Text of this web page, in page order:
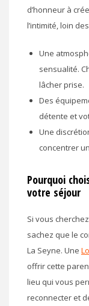
d’honneur à
l’intimité, loin
Une
sensualité.
lâcher prise.
Des
détente et
Une
concentrer
Pourquoi
votre séjour
Si vous
sachez que le
La Seyne. Une
offrir cette
lieu qui vous
reconnecter et